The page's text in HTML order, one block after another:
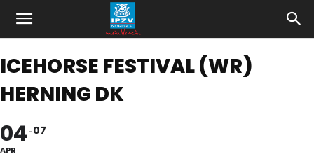
ICEHORSE FESTIVAL (WR)
HERNING DK
04
APR
07